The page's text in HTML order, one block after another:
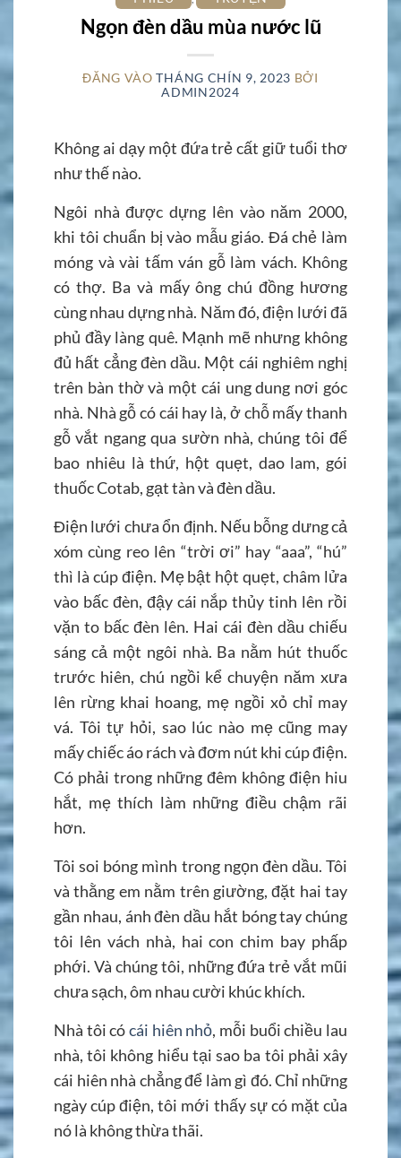
Ngọn đèn dầu mùa nước lũ
ĐĂNG VÀOTHÁNG CHÍN 9, 2023 BỞI
ADMIN2024
Không ai dạy một đứa trẻ cất giữ tuổi thơ
như thế nào.
Ngôi nhà được dựng lên vào năm 2000,
khi tôi chuẩn bị vào mẫu giáo. Đá chẻ làm
móng và vài tấm ván gỗ làm vách. Không
có thợ. Ba và mấy ông chú đồng hương
cùng nhau dựng nhà. Năm đó, điện lưới đã
phủ đầy làng quê. Mạnh mẽ nhưng không
đủ hất cẳng đèn dầu. Một cái nghiêm nghị
trên bàn thờ và một cái ung dung nơi góc
nhà. Nhà gỗ có cái hay là, ở chỗ mấy thanh
gỗ vắt ngang qua sườn nhà, chúng tôi để
bao nhiêu là thứ, hột quẹt, dao lam, gói
thuốc Cotab, gạt tàn và đèn dầu.
Điện lưới chưa ổn định. Nếu bỗng dưng cả
xóm cùng reo lên “trời ơi” hay “aaa”, “hú”
thì là cúp điện. Mẹ bật hột quẹt, châm lửa
vào bấc đèn, đậy cái nắp thủy tinh lên rồi
vặn to bấc đèn lên. Hai cái đèn dầu chiếu
sáng cả một ngôi nhà. Ba nằm hút thuốc
trước hiên, chú ngồi kể chuyện năm xưa
lên rừng khai hoang, mẹ ngồi xỏ chỉ may
vá. Tôi tự hỏi, sao lúc nào mẹ cũng may
mấy chiếc áo rách và đơm nút khi cúp điện.
Có phải trong những đêm không điện hiu
hắt, mẹ thích làm những điều chậm rãi
hơn.
Tôi soi bóng mình trong ngọn đèn dầu. Tôi
và thằng em nằm trên giường, đặt hai tay
gần nhau, ánh đèn dầu hắt bóng tay chúng
tôi lên vách nhà, hai con chim bay phấp
phới. Và chúng tôi, những đứa trẻ vắt mũi
chưa sạch, ôm nhau cười khúc khích.
Nhà tôi cócái hiên nhỏ, mỗi buổi chiều lau
nhà, tôi không hiểu tại sao ba tôi phải xây
cái hiên nhà chẳng để làm gì đó. Chỉ những
ngày cúp điện, tôi mới thấy sự có mặt của
nó là không thừa thãi.